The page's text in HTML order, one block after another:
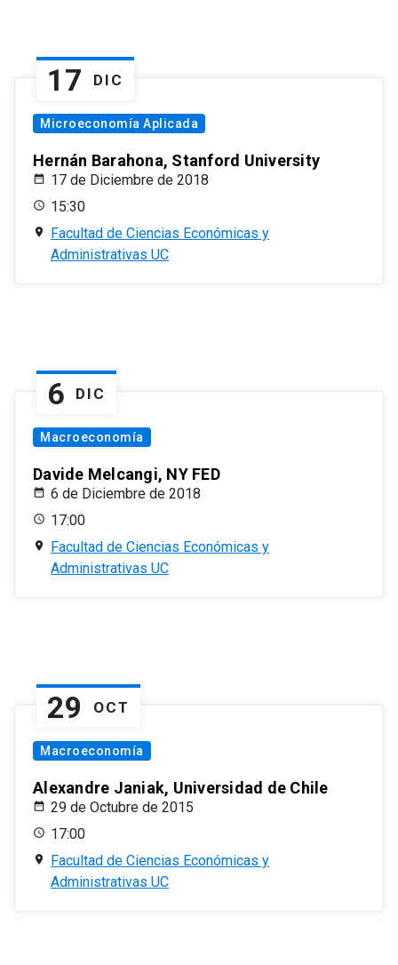
17 DIC
Microeconomía Aplicada
Hernán Barahona, Stanford University
17 de Diciembre de 2018
15:30
Facultad de Ciencias Económicas y
Administrativas UC
6 DIC
Macroeconomía
Davide Melcangi, NY FED
6 de Diciembre de 2018
17:00
Facultad de Ciencias Económicas y
Administrativas UC
29 OCT
Macroeconomía
Alexandre Janiak, Universidad de Chile
29 de Octubre de 2015
17:00
Facultad de Ciencias Económicas y
Administrativas UC